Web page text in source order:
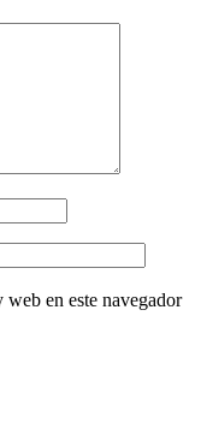
en este navegador